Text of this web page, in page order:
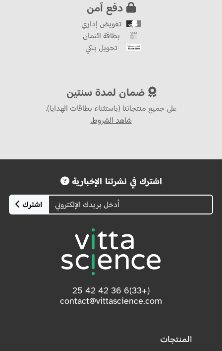
دفع آمن
تفويض إداري
بطاقة ائتمان
تحويل بنكي
ضمان لمدة سنتين
على جميع منتجاتنا (باستثناء بطاقات الهدايا).
شاهد الشروط.
اشترك في نشرتنا الإخبارية
اشترك
(+33)6 36 42 42 25
contact@vittascience.com
المنتجات